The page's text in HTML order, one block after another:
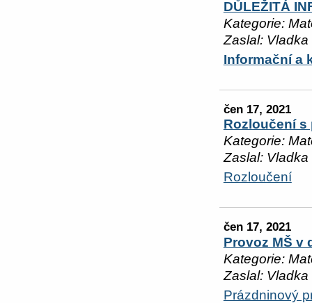
DŮLEŽITÁ
Kategorie:
Zaslal: Vladka
Informační a
čen 17, 2021
Rozloučení s
Kategorie:
Zaslal: Vladka
Rozloučení
čen 17, 2021
Provoz MŠ v
Kategorie:
Zaslal: Vladka
Prázdninový